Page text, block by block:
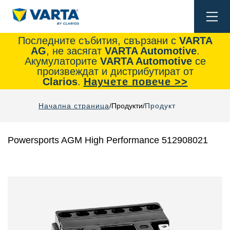
Последните събития, свързани с VARTA
AG, не засягат VARTA Automotive.
Акумулаторите VARTA Automotiveсе
произвеждат и дистрибутират от
Clarios. Научете повече >>
Начална страница Продукти Продукт
Powersports AGM High Performance 512908021